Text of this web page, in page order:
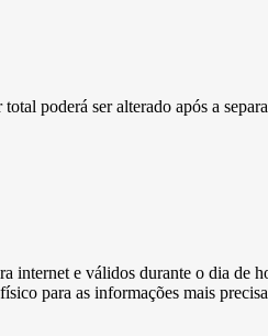
poderá ser alterado após a
internet e válidos durante o dia de
para as informações mais